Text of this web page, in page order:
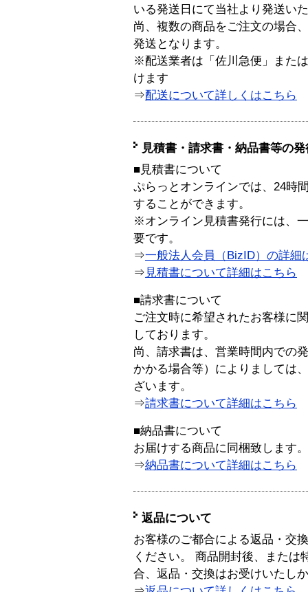
いる発送日にて当社より発送い
尚、複数の商品をご注文の場合
発送となります。
※配送業者は「佐川急便」また
けます
⇒配送について詳しくはこちら
見積書・請求書・納品書等の
■見積書について
ぷらっとオンラインでは、24時
することができます。
※オンライン見積書発行には、
要です。
⇒一般法人会員（BizID）の詳細
⇒ 見積書について詳細はこちら
■請求書について
ご注文時に希望されたお客様に
しております。
尚、請求書は、営業時間内での
かかる場合等）によりましては
ざいます。
⇒請求書について詳細はこちら
■納品書について
お届けする商品に同梱致します。
⇒納品書について詳細はこちら
返品について
お客様のご都合による返品・交
ください。 商品開封後、または
合、返品・交換はお受けいたし